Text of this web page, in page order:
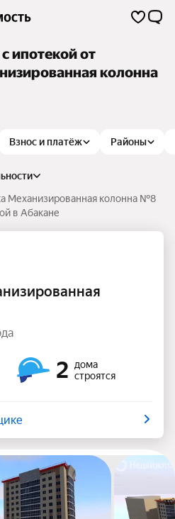
ипотекой от
колонна
Взнос и платёж Районы
Механизированная колонна №8
в Абакане
2
дома
строятся